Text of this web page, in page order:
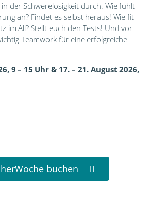
der Schwerelosigkeit durch. Wie fühlt
an? Findet es selbst heraus! Wie fit
im All? Stellt euch den Tests! Und vor
Teamwork für eine erfolgreiche
9 – 15 Uhr & 17. – 21. August 2026,
buchen